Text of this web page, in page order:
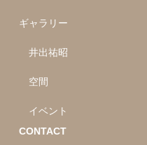
ギャラリー
井出祐昭
空間
イベント
CONTACT